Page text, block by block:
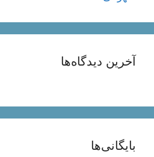
آخرین دیدگاه‌ها
بایگانی‌ها